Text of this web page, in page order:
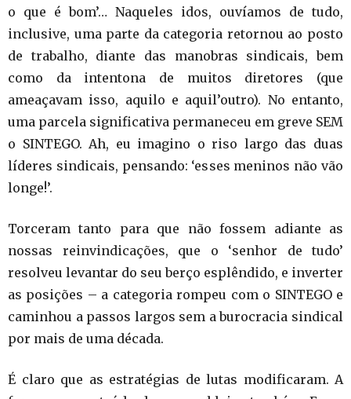
o que é bom’… Naqueles idos, ouvíamos de tudo,
inclusive, uma parte da categoria retornou ao posto
de trabalho, diante das manobras sindicais, bem
como da intentona de muitos diretores (que
ameaçavam isso, aquilo e aquil’outro). No entanto,
uma parcela significativa permaneceu em greve SEM
o SINTEGO. Ah, eu imagino o riso largo das duas
líderes sindicais, pensando: ‘esses meninos não vão
longe!’.
Torceram tanto para que não fossem adiante as
nossas reinvindicações, que o ‘senhor de tudo’
resolveu levantar do seu berço esplêndido, e inverter
as posições – a categoria rompeu com o SINTEGO e
caminhou a passos largos sem a burocracia sindical
por mais de uma década.
É claro que as estratégias de lutas modificaram. A